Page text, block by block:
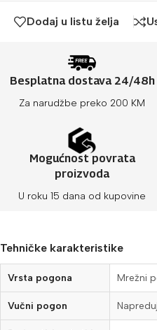
Dodaj u listu želja
Besplatna dostava 24/48h
Za narudžbe preko 200 KM
Mogućnost povrata
proizvoda
U roku 15 dana od kupovine
Tehničke karakteristike
Vrsta pogona Mrežni
Vučni pogon